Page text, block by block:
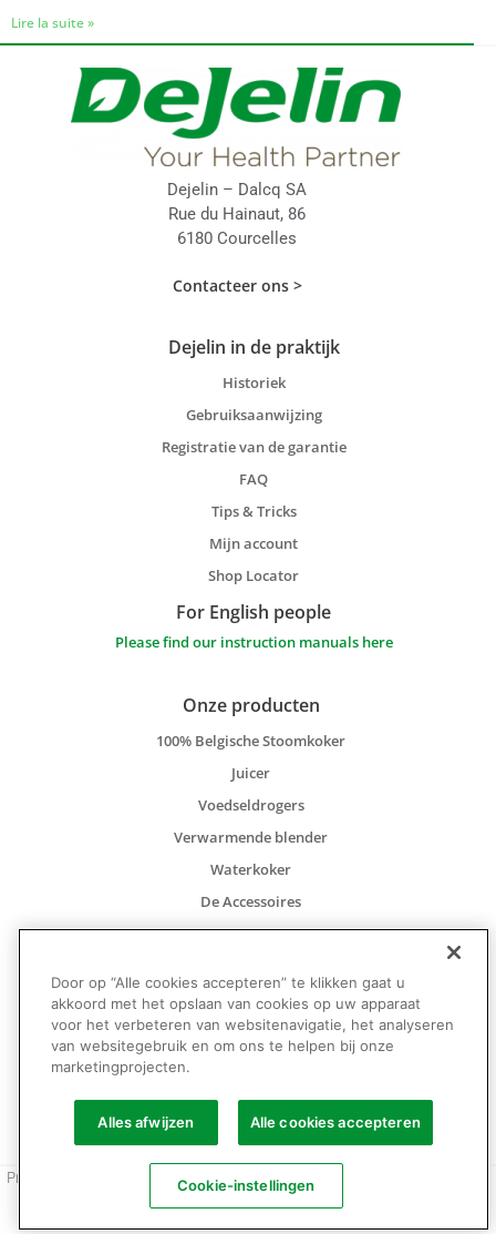
Lire la suite »
Dejelin – Dalcq SA
Rue du Hainaut, 86
6180 Courcelles
Contacteer ons >
Dejelin in de praktijk
Historiek
Gebruiksaanwijzing
Registratie van de garantie
FAQ
Tips & Tricks
Mijn account
Shop Locator
For English people
Please find our instruction manuals here
Onze producten
100% Belgische Stoomkoker
Juicer
Voedseldrogers
Verwarmende blender
Waterkoker
De Accessoires
De onderdelen
Volg ons op
Privacy beleid Gebruiksvoorwaarden Algemene voorwaarden
Copyright 2024 © tous droits réservés.
Door op “Alle cookies accepteren” te klikken gaat u
akkoord met het opslaan van cookies op uw apparaat
voor het verbeteren van websitenavigatie, het analyseren
van websitegebruik en om ons te helpen bij onze
marketingprojecten.
Alles afwijzen Alle cookies accepteren
Cookie-instellingen